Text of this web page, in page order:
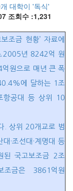
대학이 '독식'
조회수 :1,231
조금 현황’ 자료에
년 8242억 원
원으로 매년 큰 폭
에 달하는 1조
항공대 등 상위 10
. 상위 20개교로 범
·조선대·계명대 등
된 국고보조금 2조
금은 3861억원